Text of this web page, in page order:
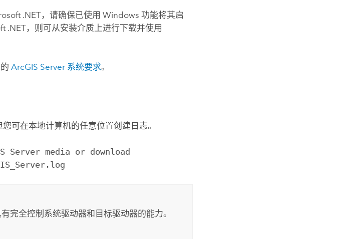
.NET，请确保已使用 Windows 功能将其启
.NET，则可从安装介质上进行下载并使用
的ArcGIS Server 系统要求。
可在本地计算机的任意位置创建日志。
media or download
完全控制系统驱动器和目标驱动器的能力。